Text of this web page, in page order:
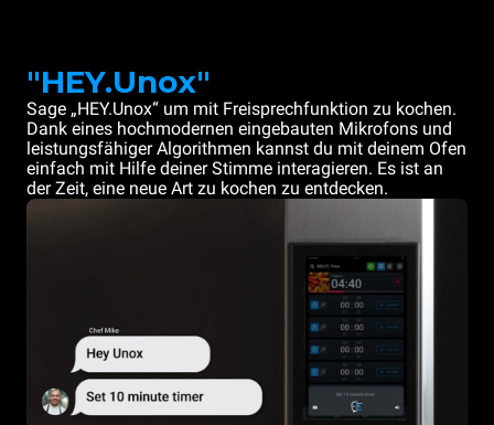
"HEY.Unox"
Sage „HEY.Unox“ um mit Freisprechfunktion zu kochen.
Dank eines hochmodernen eingebauten Mikrofons und
leistungsfähiger Algorithmen kannst du mit deinem Ofen
einfach mit Hilfe deiner Stimme interagieren. Es ist an
der Zeit, eine neue Art zu kochen zu entdecken.